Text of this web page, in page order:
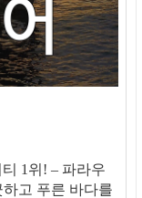
1위! – 파라우
고 푸른 바다를